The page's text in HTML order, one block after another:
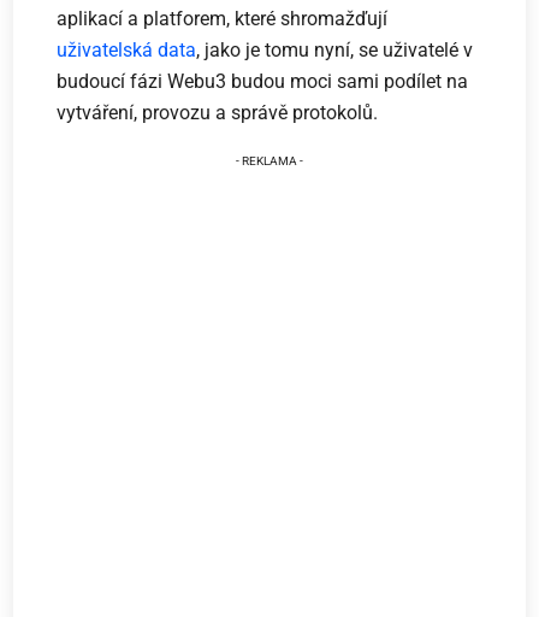
aplikací a platforem, které shromažďují
uživatelská data, jako je tomu nyní, se uživatelé v
budoucí fázi Webu3 budou moci sami podílet na
vytváření, provozu a správě protokolů.